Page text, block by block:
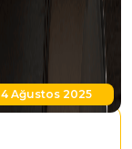
4 Ağustos 2025